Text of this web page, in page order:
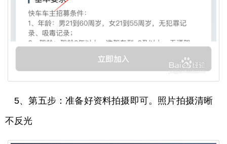
5、第五步：准备好资料拍摄即可。照片拍摄清晰
不反光